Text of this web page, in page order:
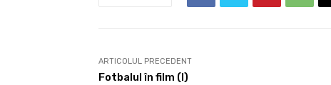
ARTICOLUL PRECEDENT
Fotbalul în film (I)